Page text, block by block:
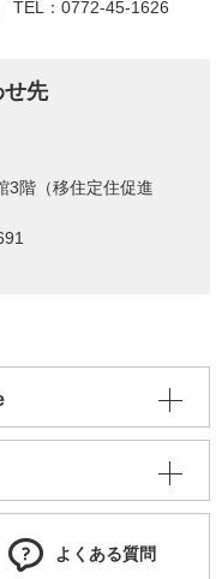
TEL：0772-45-1626
せ先
階（移住定住促進
よくある質問